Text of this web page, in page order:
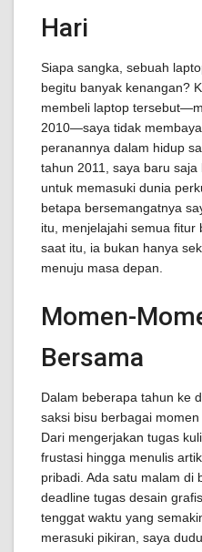
Hari
Siapa sangka, sebuah
begitu banyak kenangan?
membeli laptop
2010—saya tidak
peranannya dalam hidup
tahun 2011, saya baru
untuk memasuki dunia
betapa bersemangatnya
itu, menjelajahi semua fitur
saat itu, ia bukan hanya
menuju masa depan.
Momen-
Bersama
Dalam beberapa tahun ke
saksi bisu berbagai
Dari mengerjakan tugas
frustasi hingga menulis
pribadi. Ada satu malam di
deadline tugas desain
tenggat waktu yang
merasuki pikiran, saya